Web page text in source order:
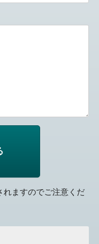
れますのでご注意くだ